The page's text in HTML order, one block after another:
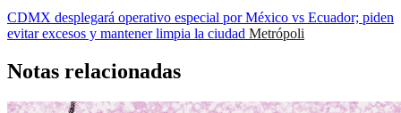
CDMX desplegará operativo especial por México vs Ecuador; piden
evitar excesos y mantener limpia la ciudad Metrópoli
Notas relacionadas